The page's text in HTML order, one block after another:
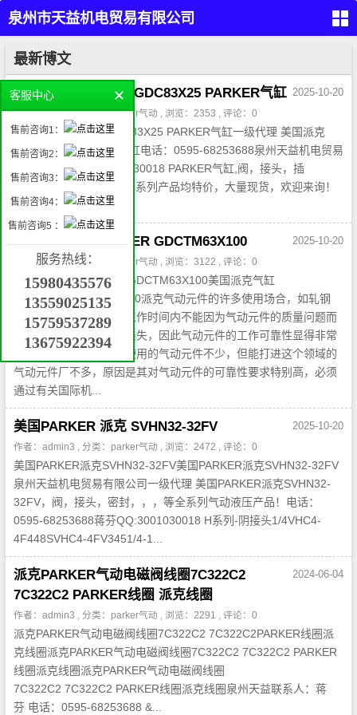
泉州市天益机电贸易有限公司
（PARKER,REXROTH,EATON
VICKERS）
留
言
本
液
品
动
产
工
动
化
品接
我
介
最新博文
2025-10-20
一级代理 美国 派克 GDC83X25 PARKER气缸
作者：admin3 , 分类：parker气动 , 浏览：2353 , 评论：0
一级代理 美国派克GDC83X25 PARKER气缸一级代理 美国派克
GDC83X25 PARKER气缸电话：0595-68253688泉州天益机电贸易
有限公司蒋芬QQ:3001030018 PARKER气缸,阀，接头，插
头，，，派克PARKER全系列产品均特价，大量现货，欢迎来询！
GDC-CB100X150 &nb...
2025-10-20
美国派克气缸PARKER GDCTM63X100
作者：admin3 , 分类： parker气动 , 浏览：3122 , 评论：0
美国派克气缸PARKER GDCTM63X100美国派克气缸
PARKER GDCTM63X100派克气动元件的许多使用场合，如轧钢
机、纺织流水线等，在工作时间内不能因为气动元件的质量问题而
中断，否则会造成巨大损失，因此气动元件的工作可靠性显得非常
重要。在航海轮船上，使用的气动元件不少，但能打进这个领域的
气动元件厂不多，原因是其对气动元件的可靠性要求特别高，必须
通过有关国际机...
2025-10-20
美国PARKER 派克 SVHN32-32FV
作者：admin3 , 分类： parker气动 , 浏览：2472 , 评论：0
美国PARKER派克SVHN32-32FV美国PARKER派克SVHN32-32FV
泉州天益机电贸易有限公司一级代理 美国PARKER派克SVHN32-
32FV，阀，接头，密封，，，等全系列气动液压产品！电话：
0595-68253688蒋芬QQ:3001030018 H系列-阴接头1/4VHC4-
4F448SVHC4-4FV3451/4-1...
2024-06-04
派克PARKER气动电磁阀线圈7C322C2
7C322C2 PARKER线圈 派克线圈
作者：admin3 , 分类： parker气动 , 浏览：2291 , 评论：0
派克PARKER气动电磁阀线圈7C322C2 7C322C2PARKER线圈派
克线圈派克PARKER气动电磁阀线圈7C322C2 7C322C2 PARKER
线圈派克线圈派克PARKER气动电磁阀线圈
7C322C2 7C322C2 PARKER线圈派克线圈泉州天益联系人：蒋
芬 电话：0595-68253688 &...
客服中心
售前咨询1：
售前咨询2：
售前咨询3：
售前咨询4：
售前咨询5 ：
服务热线：
15980435576
13559025135
15759537289
13675922394